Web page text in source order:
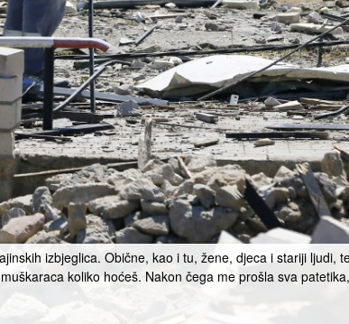
izbjeglica. Obične, kao i tu, žene, djeca i stariji
koliko hoćeš. Nakon čega me prošla sva